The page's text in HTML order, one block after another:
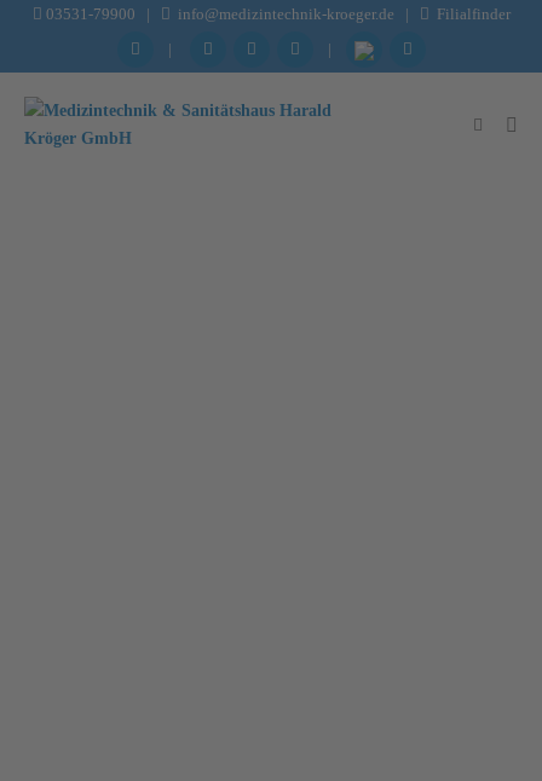
03531-79900 | info@medizintechnik-kroeger.de |
Filialfinder
|
|